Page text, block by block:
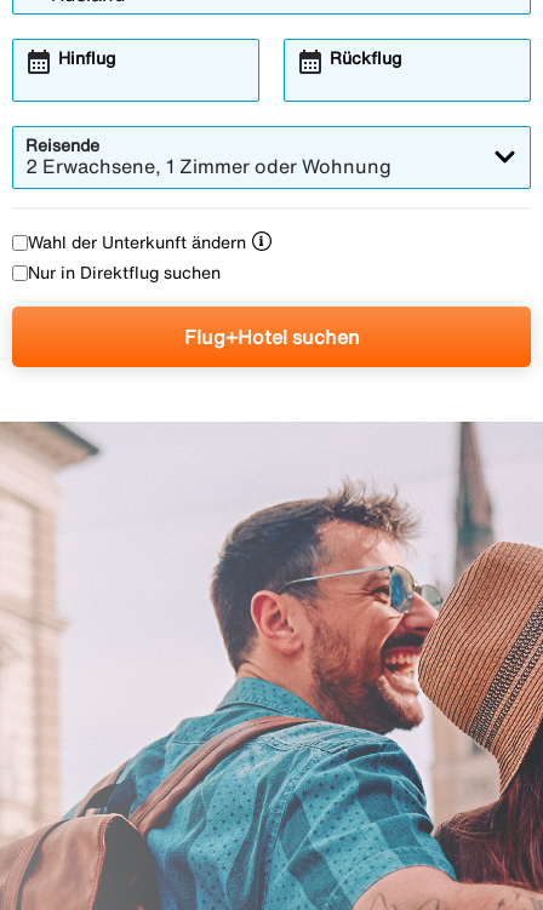
Hinflug
calendar_month Rückflug
calendar_month
Reisende
2 Erwachsene, 1 Zimmer oder Wohnung
Wahl der Unterkunft ändern
Nur in Direktflug suchen
Flug+Hotel suchen